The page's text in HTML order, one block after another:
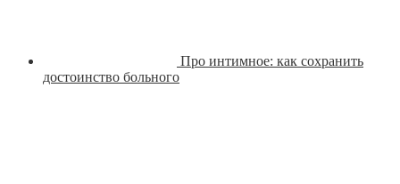
Про интимное: как сохранить
достоинство больного